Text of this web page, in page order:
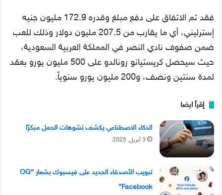
فقد تم الاتفاق على دفع مبلغ وقدره 172.9 مليون جنيه
إسترليني، أي ما يقارب من 207.5 مليون دولار وذلك للعب
ضمن صفوف نادي النصر في المملكة العربية السعودية،
حيث سيحصل كريستيانو رونالدو على 500 مليون يورو بعقد
لمدة سنتين ونصف، و200 مليون يورو سنوياً.
إقرأ ايضا
الذكاء الاصطناعي يكشف تشوهات الحمل مبكرًا
3 أبريل, 2025
تبويب الأصدقاء الجديد على فيسبوك بشعار “OG
Facebook”